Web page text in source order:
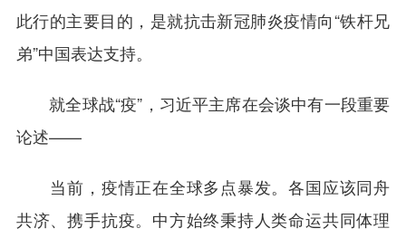
此行的主要目的，是就抗击新冠肺炎疫情向“铁杆兄
弟”中国表达支持。
就全球战“疫”，习近平主席在会谈中有一段重要
论述——
当前，疫情正在全球多点暴发。各国应该同舟
共济、携手抗疫。中方始终秉持人类命运共同体理